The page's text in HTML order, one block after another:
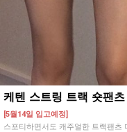
케텐 스트링 트랙 숏팬츠
[5월14일 입고예정]
스포티하면서도 캐주얼한 트랙팬츠